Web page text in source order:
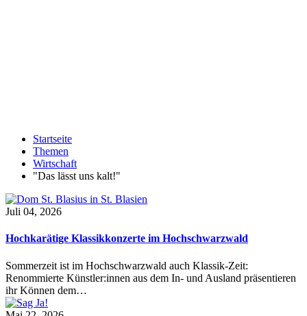
Startseite
Themen
Wirtschaft
"Das lässt uns kalt!"
Juli 04, 2026
Hochkarätige Klassikkonzerte im Hochschwarzwald
Sommerzeit ist im Hochschwarzwald auch Klassik-Zeit:
Renommierte Künstler:innen aus dem In- und Ausland präsentieren
ihr Können dem…